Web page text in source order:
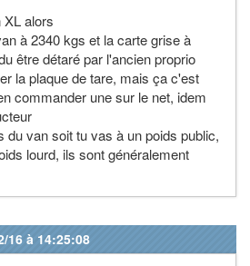
alors
à 2340 kgs et la carte grise à
être détaré par l'ancien proprio
la plaque de tare, mais ça c'est
commander une sur le net, idem
du van soit tu vas à un poids public,
lourd, ils sont généralement
16 à 14:25:08